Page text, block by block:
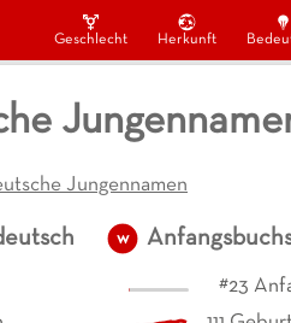
Geschlecht Herkunft
Jungennamen
w
#23